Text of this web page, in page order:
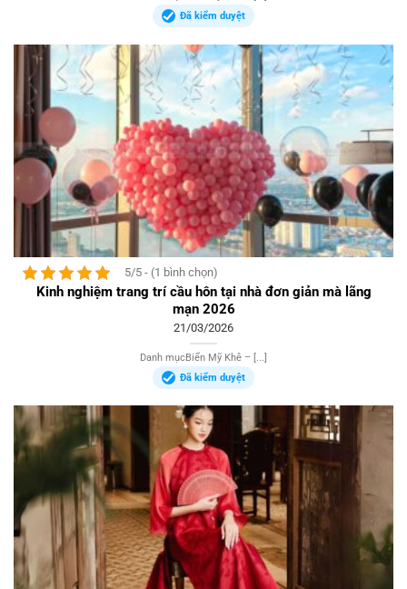
Đã kiểm duyệt
5/5 - (1 bình chọn)
Kinh nghiệm trang trí cầu hôn tại nhà đơn giản mà lãng
mạn 2026
21/03/2026
Danh mụcBiển Mỹ Khê – [...]
Đã kiểm duyệt